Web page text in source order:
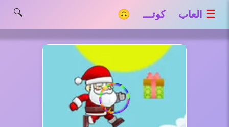
☰ العاب كوتـــ 🙃 🔍